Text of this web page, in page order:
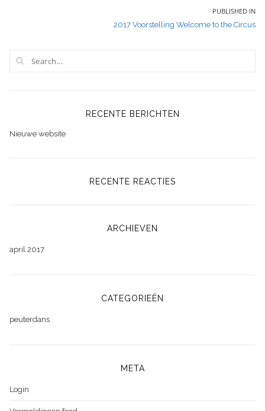
PUBLISHED IN
2017 Voorstelling Welcome to the Circus
RECENTE BERICHTEN
Nieuwe website
RECENTE REACTIES
ARCHIEVEN
april 2017
CATEGORIEËN
peuterdans
META
Login